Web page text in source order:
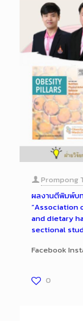
Prompong
ผลงานตีพิมพ์บท
“Association
and dietary
sectional
Facebook
0